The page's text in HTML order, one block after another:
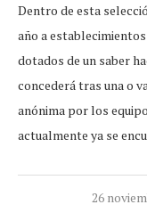
Dentro de esta
año a
dotados de un saber
concederá tras una o
anónima por los
actualmente ya se
26